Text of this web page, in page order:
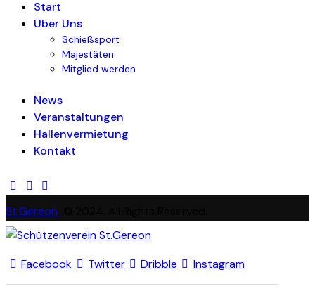
Start
Über Uns
Schießsport
Majestäten
Mitglied werden
News
Veranstaltungen
Hallenvermietung
Kontakt
St.Gereon
Facebook Twitter Dribble Instagram